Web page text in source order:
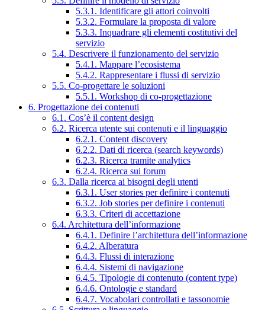
5.3.1. Identificare gli attori coinvolti
5.3.2. Formulare la proposta di valore
5.3.3. Inquadrare gli elementi costitutivi del
servizio
5.4. Descrivere il funzionamento del servizio
5.4.1. Mappare l’ecosistema
5.4.2. Rappresentare i flussi di servizio
5.5. Co-progettare le soluzioni
5.5.1. Workshop di co-progettazione
6. Progettazione dei contenuti
6.1. Cos’è il content design
6.2. Ricerca utente sui contenuti e il linguaggio
6.2.1. Content discovery
6.2.2. Dati di ricerca (search keywords)
6.2.3. Ricerca tramite analytics
6.2.4. Ricerca sui forum
6.3. Dalla ricerca ai bisogni degli utenti
6.3.1. User stories per definire i contenuti
6.3.2. Job stories per definire i contenuti
6.3.3. Criteri di accettazione
6.4. Architettura dell’informazione
6.4.1. Definire l’architettura dell’informazione
6.4.2. Alberatura
6.4.3. Flussi di interazione
6.4.4. Sistemi di navigazione
6.4.5. Tipologie di contenuto (content type)
6.4.6. Ontologie e standard
6.4.7. Vocabolari controllati e tassonomie